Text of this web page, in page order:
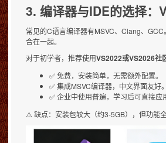
3. 编译器与IDE的选择：
常见的C语言编译器有MSVC、Clang、
合在一起。
对于初学者，推荐使用VS2022或VS2026社
✅ 免费，安装简单，无需额外配置。
✅ 集成MSVC编译器，中文界面友好。
✅ 企业中使用普遍，学习后可直接应
⚠️ 缺点：安装包较大（约3-5GB），但功能全